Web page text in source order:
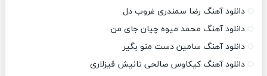
دانلود آهنگ رضا سمندری غروب دل
دانلود آهنگ محمد میوه چیان جای من
دانلود آهنگ سامین دست منو بگیر
دانلود آهنگ کیکاوس صالحی تانیش قیزلاری